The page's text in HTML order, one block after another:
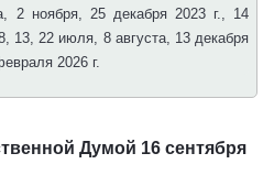
2 ноября, 25 декабря 2023 г., 14
13, 22 июля, 8 августа, 13 декабря
2026 г.
Думой 16 сентября